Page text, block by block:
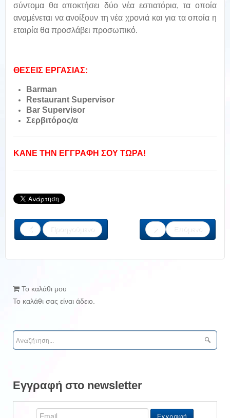
σύντομα θα αποκτήσει δύο νέα εστιατόρια, τα οποία
αναμένεται να ανοίξουν τη νέα χρονιά και για τα οποία η
εταιρία θα προσλάβει προσωπικό.
ΘΕΣΕΙΣ ΕΡΓΑΣΙΑΣ:
Barman
Restaurant Supervisor
Bar Supervisor
Σερβιτόρος/α
ΚΑΝΕ ΤΗΝ ΕΓΓΡΑΦΗ ΣΟΥ ΤΩΡΑ!
Προηγούμενο Επόμενο
Το καλάθι μου
Το καλάθι σας είναι άδειο.
Εγγραφή στο newsletter